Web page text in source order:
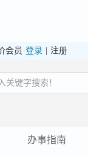
会员 登录 注册
办事指南